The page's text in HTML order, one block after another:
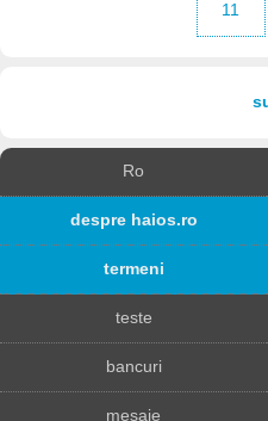
11
Ro
despre haios.ro
termeni
teste
bancuri
mesaje